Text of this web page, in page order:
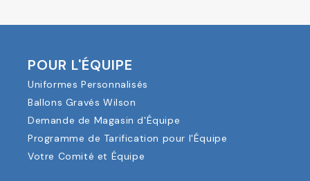
POUR L'ÉQUIPE
Uniformes Personnalisés
Ballons Gravés Wilson
Demande de Magasin d'Équipe
Programme de Tarification pour l'Équipe
Votre Comité et Équipe